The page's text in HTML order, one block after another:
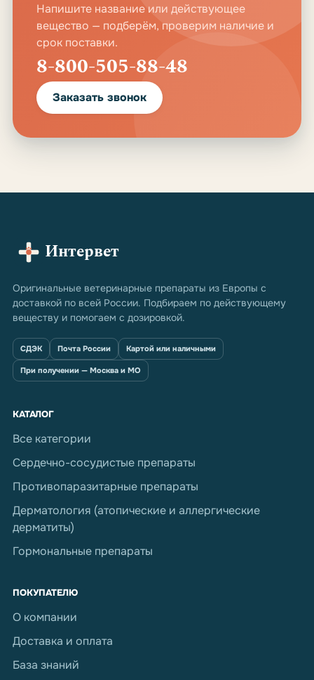
Напишите название или действующее
вещество — подберём, проверим наличие и
срок поставки.
8-800-505-88-48
Заказать звонок
Интервет
Оригинальные ветеринарные препараты из Европы с
доставкой по всей России. Подбираем по действующему
веществу и помогаем с дозировкой.
СДЭК Почта России Картой или наличными
При получении — Москва и МО
КАТАЛОГ
Все категории
Сердечно-сосудистые препараты
Противопаразитарные препараты
Дерматология (атопические и аллергические
дерматиты)
Гормональные препараты
ПОКУПАТЕЛЮ
О компании
Доставка и оплата
База знаний